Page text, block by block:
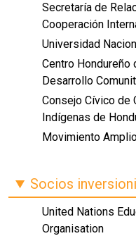
Secretaría de
Cooperación
Universidad
Centro Hondureño
Desarrollo
Consejo Cívico de
Indígenas de
Movimiento
Socios
United Nations
Organisation